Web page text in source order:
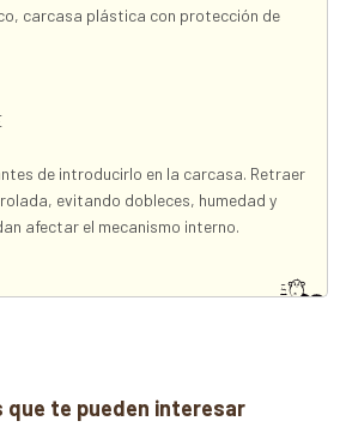
carcasa plástica con protección de
de introducirlo en la carcasa. Retraer
evitando dobleces, humedad y
afectar el mecanismo interno.
que te pueden interesar